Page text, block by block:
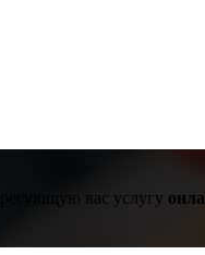
вас услугу